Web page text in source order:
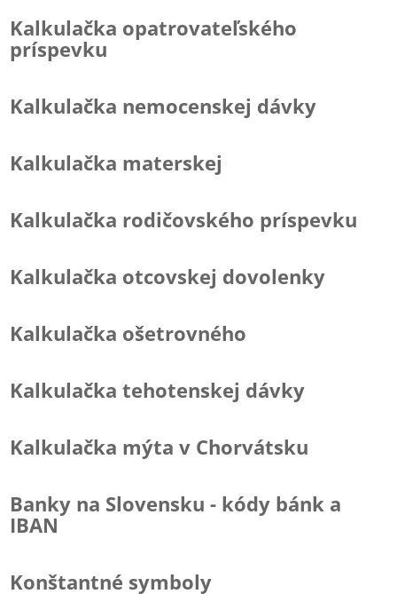
Kalkulačka opatrovateľského
príspevku
Kalkulačka nemocenskej dávky
Kalkulačka materskej
Kalkulačka rodičovského príspevku
Kalkulačka otcovskej dovolenky
Kalkulačka ošetrovného
Kalkulačka tehotenskej dávky
Kalkulačka mýta v Chorvátsku
Banky na Slovensku - kódy bánk a
IBAN
Konštantné symboly